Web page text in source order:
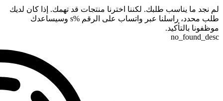
لم نجد ما يناسب طلبك. لكننا اخترنا منتجات قد تهمك. إذا كان لديك
طلب محدد، راسلنا عبر واتساب على الرقم %s وسيساعدك
موظفونا بالتأكيد.
no_found_desc